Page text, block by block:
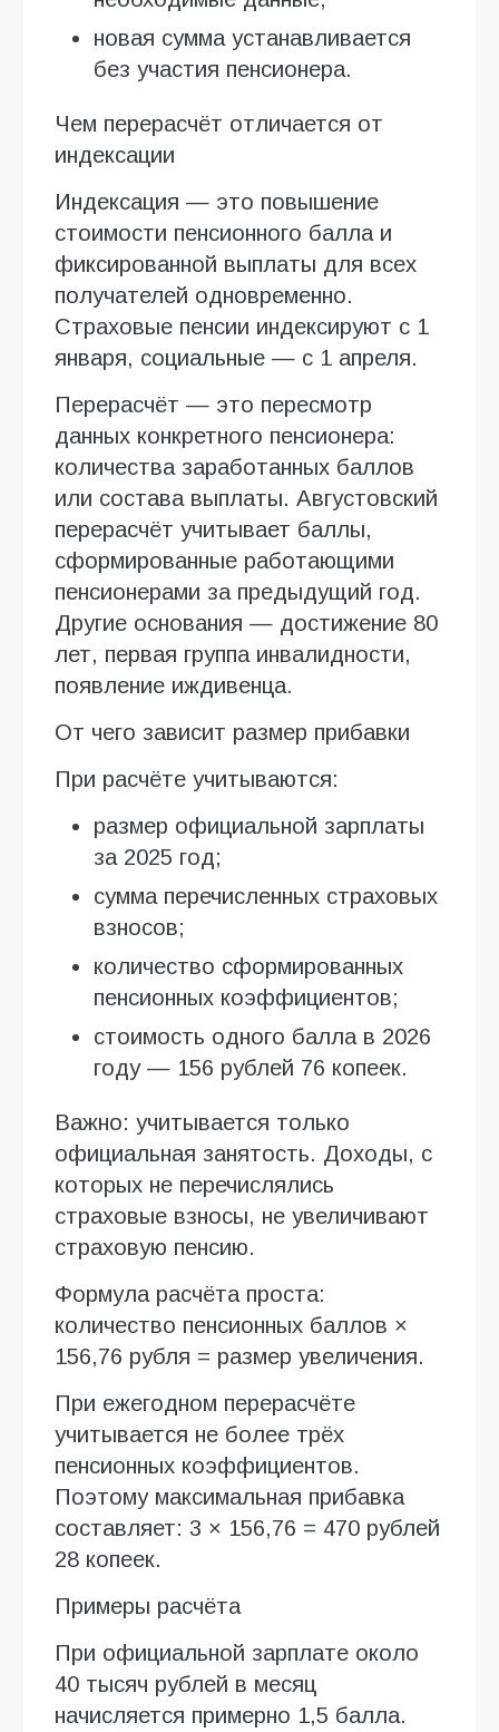
новая сумма устанавливается
без участия пенсионера.
Чем перерасчёт отличается от
индексации
Индексация — это повышение
стоимости пенсионного балла и
фиксированной выплаты для всех
получателей одновременно.
Страховые пенсии индексируют с 1
января, социальные — с 1 апреля.
Перерасчёт — это пересмотр
данных конкретного пенсионера:
количества заработанных баллов
или состава выплаты. Августовский
перерасчёт учитывает баллы,
сформированные работающими
пенсионерами за предыдущий год.
Другие основания — достижение 80
лет, первая группа инвалидности,
появление иждивенца.
От чего зависит размер прибавки
При расчёте учитываются:
размер официальной зарплаты
за 2025 год;
сумма перечисленных страховых
взносов;
количество сформированных
пенсионных коэффициентов;
стоимость одного балла в 2026
году — 156 рублей 76 копеек.
Важно: учитывается только
официальная занятость. Доходы, с
которых не перечислялись
страховые взносы, не увеличивают
страховую пенсию.
Формула расчёта проста:
количество пенсионных баллов ×
156,76 рубля = размер увеличения.
При ежегодном перерасчёте
учитывается не более трёх
пенсионных коэффициентов.
Поэтому максимальная прибавка
составляет: 3 × 156,76 = 470 рублей
28 копеек.
Примеры расчёта
При официальной зарплате около
40 тысяч рублей в месяц
начисляется примерно 1,5 балла.